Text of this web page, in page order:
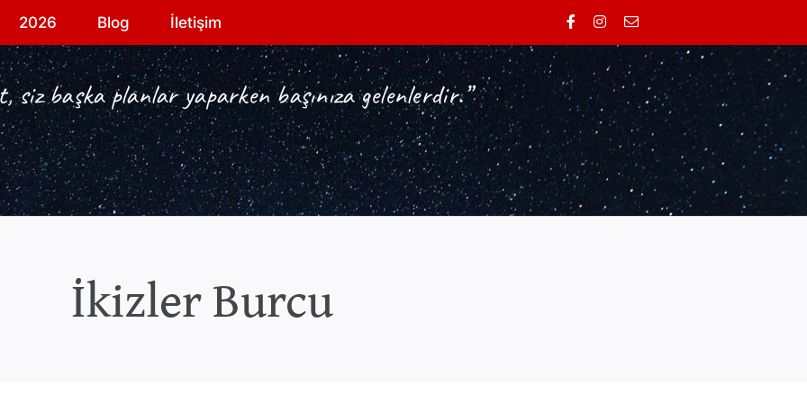
2026 Blog İletişim
siz başka planlar yaparken başınıza gelenlerdir.”
İkizler Burcu